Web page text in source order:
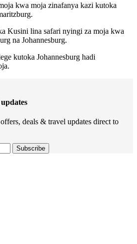
kwa moja zinafanya kazi kutoka
Kusini lina safari nyingi za moja kwa
na Johannesburg.
kutoka Johannesburg hadi
deals & travel updates direct to